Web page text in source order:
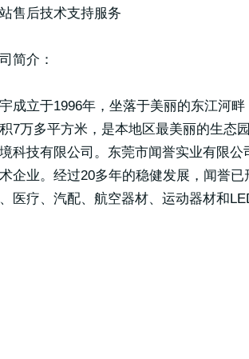
售后技术支持服务
简介：
成立于1996年，坐落于美丽的东江河
7万多平方米，是本地区最美丽的生态
科技有限公司。东莞市闻誉实业有限
企业。经过20多年的稳健发展，闻誉
医疗、汽配、航空器材、运动器材和